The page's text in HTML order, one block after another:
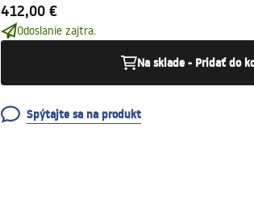
412,00 €
Odoslanie zajtra.
Na sklade - Pridať do
Spýtajte sa na produkt